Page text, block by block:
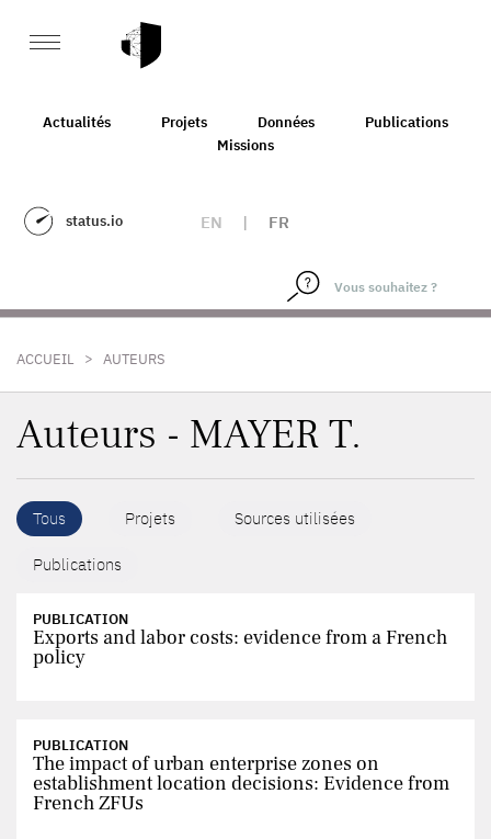
Actualités Projets Données
Publications
Missions
status.io EN | FR
ACCUEIL > AUTEURS
Auteurs - MAYER T.
Tous Projets Sources utilisées
Publications
PUBLICATION
Exports and labor costs: evidence from a French
policy
PUBLICATION
The impact of urban enterprise zones on
establishment location decisions: Evidence from
French ZFUs